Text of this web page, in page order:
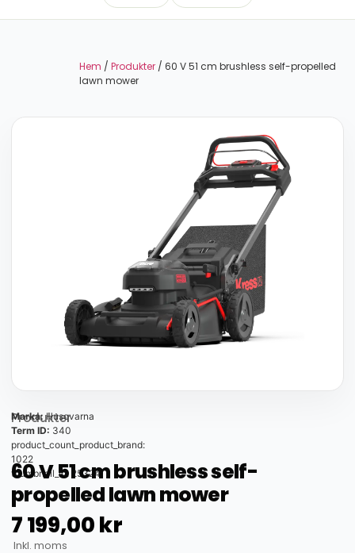
Hem / Produkter / 60 V 51 cm brushless self-propelled
lawn mower
Produkter
Marka: Husqvarna
Term ID: 340
product_count_product_brand:
1022
thumbnail_id: 25324
60 V 51 cm brushless self-
propelled lawn mower
7 199,00kr
Inkl. moms